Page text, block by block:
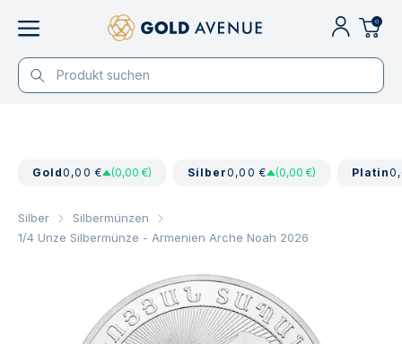
0
Gold0,00 € (0,00 €) Silber0,00 € (0,00 €) Platin
Silber
Silbermünzen
1/4 Unze Silbermünze - Armenien Arche Noah 2026